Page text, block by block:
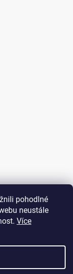
pohodlné
neustále
Více